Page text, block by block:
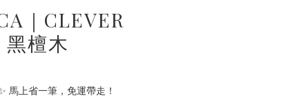
｜CLEVER
檀木
馬上省一筆，免運帶走！